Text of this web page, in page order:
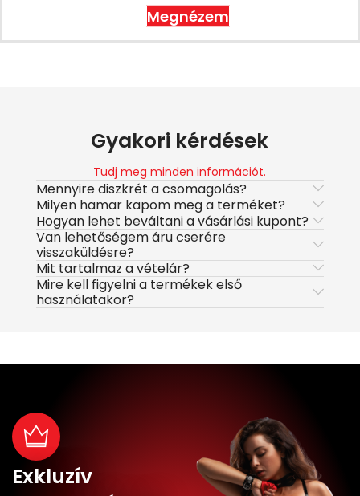
Megnézem
Gyakori kérdések
Tudj meg minden információt.
Mennyire diszkrét a csomagolás?
Milyen hamar kapom meg a terméket?
Hogyan lehet beváltani a vásárlási kupont?
Van lehetőségem áru cserére
visszaküldésre?
Mit tartalmaz a vételár?
Mire kell figyelni a termékek első
használatakor?
Exkluzív